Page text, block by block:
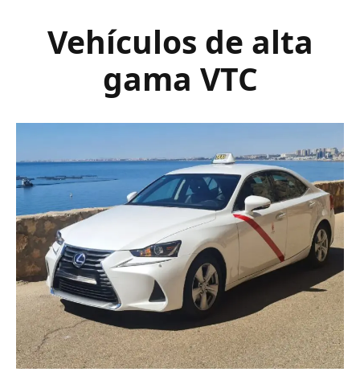
Vehículos de alta
gama VTC